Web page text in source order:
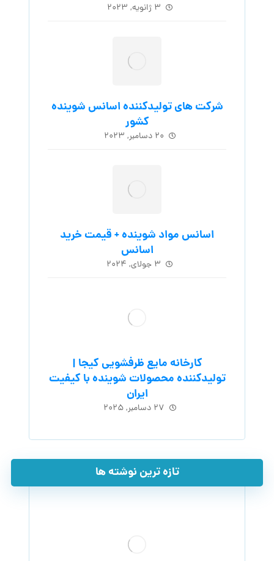
۳ ژانویه, ۲۰۲۳
شرکت های تولیدکننده اسانس شوینده
کشور
۲۰ دسامبر, ۲۰۲۳
اسانس مواد شوینده + قیمت خرید
اسانس
۳ جولای, ۲۰۲۴
کارخانه مایع ظرفشویی کیجا |
تولیدکننده محصولات شوینده با کیفیت
ایران
۲۷ دسامبر, ۲۰۲۵
تازه ترین نوشته ها